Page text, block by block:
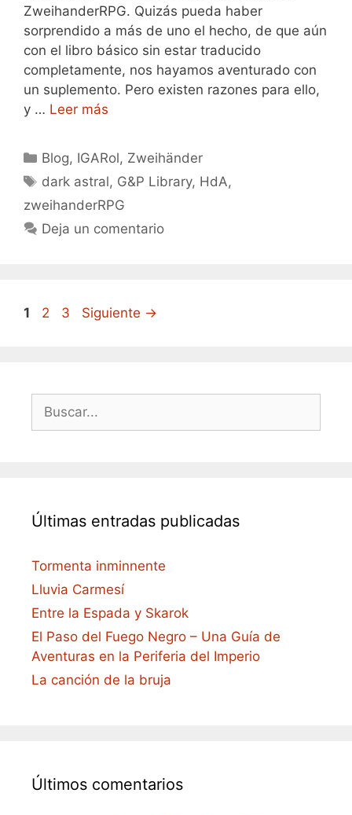
ZweihanderRPG. Quizás pueda haber
sorprendido a más de uno el hecho, de que aún
con el libro básico sin estar traducido
completamente, nos hayamos aventurado con
un suplemento. Pero existen razones para ello,
y … Leer más
Categorías
Blog, IGARol, Zweihänder
Etiquetas
dark astral, G&P Library, HdA,
zweihanderRPG
Deja un comentario
Página
1 Página
2 Página
3 Siguiente →
Últimas entradas publicadas
Tormenta inminnente
Lluvia Carmesí
Entre la Espada y Skarok
El Paso del Fuego Negro – Una Guía de
Aventuras en la Periferia del Imperio
La canción de la bruja
Últimos comentarios